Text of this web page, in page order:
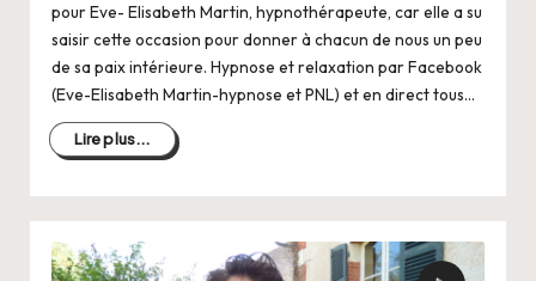
pour Eve- Elisabeth Martin, hypnothérapeute, car elle a su
saisir cette occasion pour donner à chacun de nous un peu
de sa paix intérieure. Hypnose et relaxation par Facebook
(Eve-Elisabeth Martin-hypnose et PNL) et en direct tous…
Lire plus...